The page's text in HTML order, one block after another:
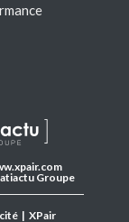
Groupe
| XPair